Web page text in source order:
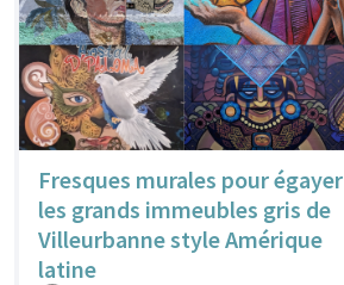
Fresques murales pour égayer
les grands immeubles gris de
Villeurbanne style Amérique
latine